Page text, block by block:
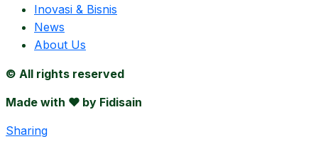
Inovasi & Bisnis
News
About Us
© All rights reserved
Made with ❤ by Fidisain
Sharing